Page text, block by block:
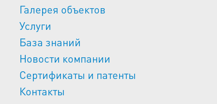
Галерея объектов
Услуги
База знаний
Новости компании
Сертификаты и патенты
Контакты